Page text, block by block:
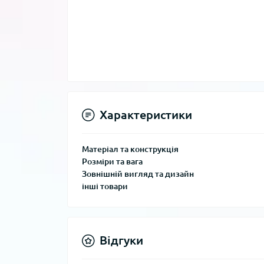
Характеристики
Матеріал та конструкція
Розміри та вага
Зовнішній вигляд та дизайн
інші товари
Відгуки